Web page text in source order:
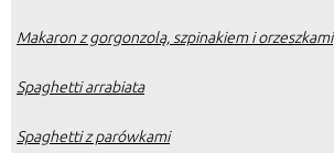
Makaron z gorgonzolą, szpinakiem i orzeszkami
Spaghetti arrabiata
Spaghetti z parówkami